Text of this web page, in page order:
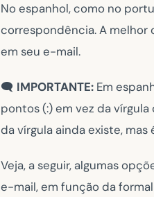
No espanhol, como no
correspondência. A
em seu e-mail.
🗨️ IMPORTANTE: Em
pontos (:) em vez da
da vírgula ainda existe,
Veja, a seguir, algumas
e-mail, em função da